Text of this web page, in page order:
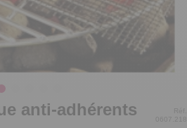
anti-adhérents
Réf.
0607.218